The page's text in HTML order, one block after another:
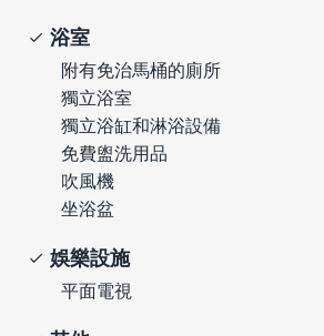
浴室
附有免治馬桶的廁所
獨立浴室
獨立浴缸和淋浴設備
免費盥洗用品
吹風機
坐浴盆
娛樂設施
平面電視